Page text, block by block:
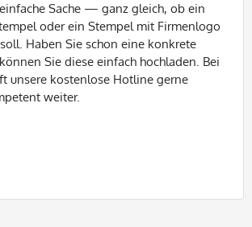
Sache — ganz gleich, ob ein
oder ein Stempel mit Firmenlogo
Haben Sie schon eine konkrete
Sie diese einfach hochladen. Bei
unsere kostenlose Hotline gerne
weiter.